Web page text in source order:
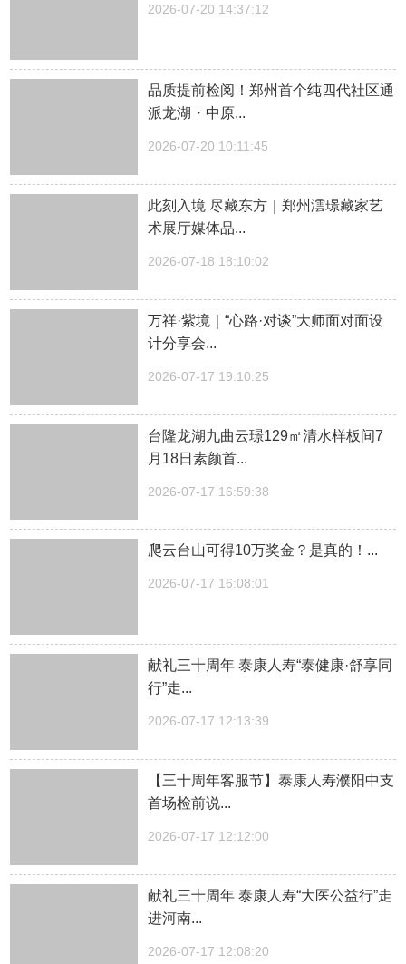
2026-07-20 14:37:12
品质提前检阅！郑州首个纯四代社区通
派龙湖・中原...
2026-07-20 10:11:45
此刻入境 尽藏东方｜郑州澐璟藏家艺
术展厅媒体品...
2026-07-18 18:10:02
万祥·紫境｜“心路·对谈”大师面对面设
计分享会...
2026-07-17 19:10:25
台隆龙湖九曲云璟129㎡清水样板间7
月18日素颜首...
2026-07-17 16:59:38
爬云台山可得10万奖金？是真的！...
2026-07-17 16:08:01
献礼三十周年 泰康人寿“泰健康·舒享同
行”走...
2026-07-17 12:13:39
【三十周年客服节】泰康人寿濮阳中支
首场检前说...
2026-07-17 12:12:00
献礼三十周年 泰康人寿“大医公益行”走
进河南...
2026-07-17 12:08:20